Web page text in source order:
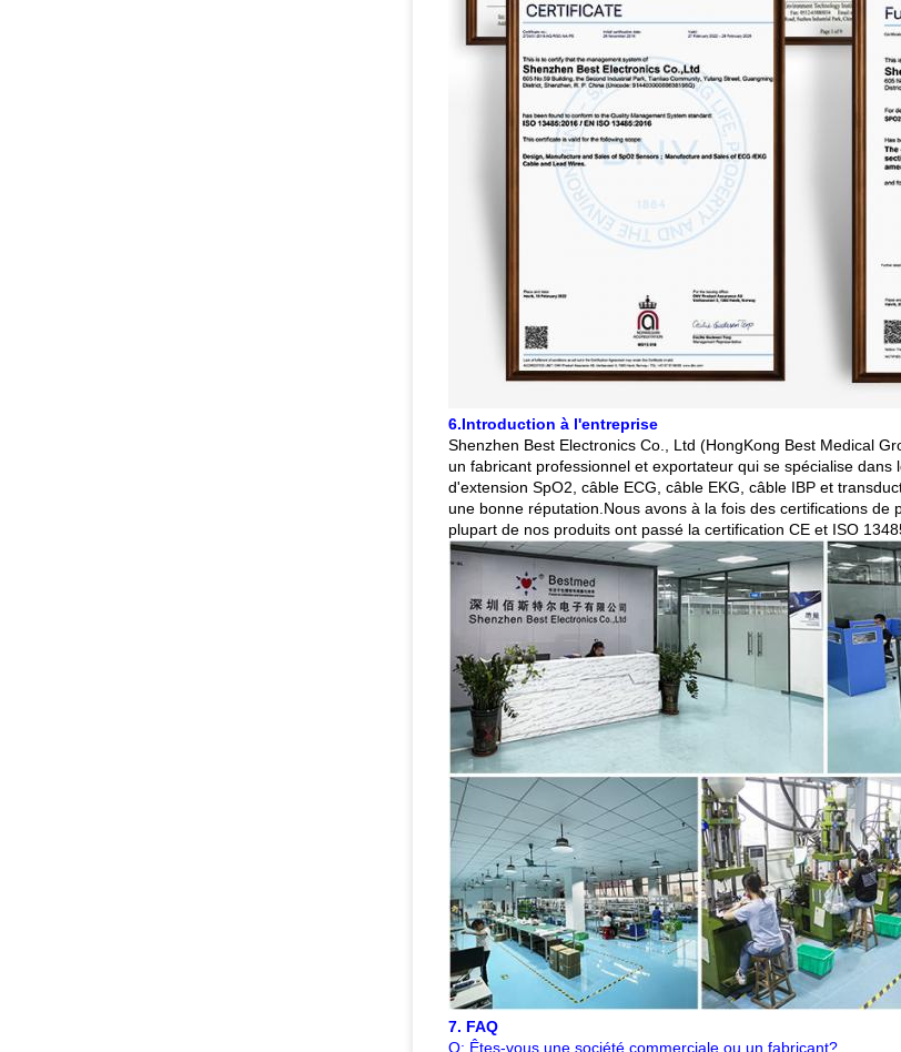
6.Introduction à l'entreprise
Shenzhen Best Electronics Co., Ltd (HongKong Best Medical
un fabricant professionnel et exportateur qui se spécialise
d'extension SpO2, câble ECG, câble EKG, câble IBP et
une bonne réputation.Nous avons à la fois des certifications
plupart de nos produits ont passé la certification CE et ISO
7. FAQ
Q: Êtes-vous une société commerciale ou un fabricant?